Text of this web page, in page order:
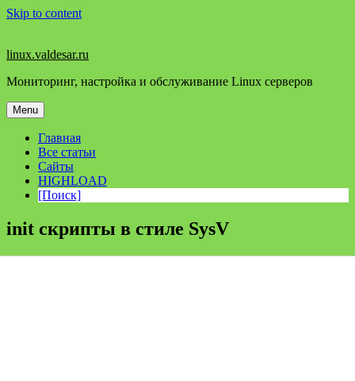
Skip to content
linux.valdesar.ru
Мониторинг, настройка и обслуживание Linux серверов
Menu
Главная
Все статьи
Сайты
HIGHLOAD
[Поиск]
init скрипты в стиле SysV